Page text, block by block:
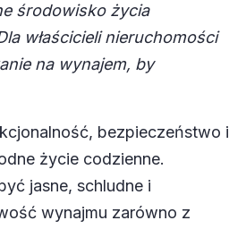
środowisko życia
właścicieli nieruchomości
na wynajem, by
bezpieczeństwo i
życie codzienne.
jasne, schludne i
wynajmu zarówno z